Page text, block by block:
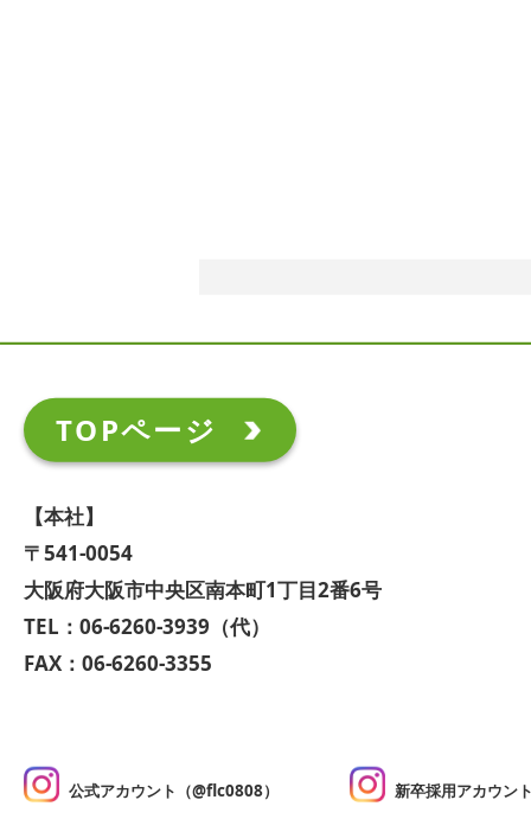
TOPページ
【本社】
〒541-0054
大阪府大阪市中央区南本町1丁目2番6号
TEL：06-6260-3939（代）
FAX：06-6260-3355
公式アカウント（@flc0808） 新卒採用アカウン